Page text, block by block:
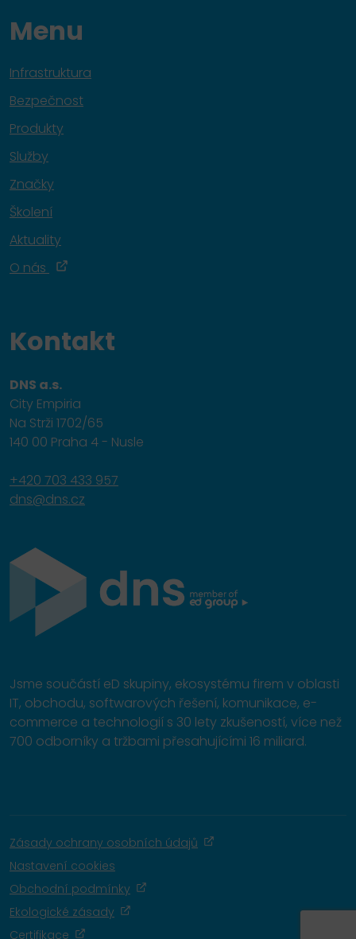
Menu
Infrastruktura
Bezpečnost
Produkty
Služby
Značky
Školení
Aktuality
O nás
Kontakt
DNS a.s.
City Empiria
Na Strži 1702/65
140 00 Praha 4 - Nusle
+420 703 433 957
dns@dns.cz
Jsme součástí eD skupiny, ekosystému firem v oblasti
IT, obchodu, softwarových řešení, komunikace, e-
commerce a technologií s 30 lety zkušeností, více než
700 odborníky a tržbami přesahujícími 16 miliard.
Zásady ochrany osobních údajů
Nastavení cookies
Obchodní podmínky
Ekologické zásady
Certifikace